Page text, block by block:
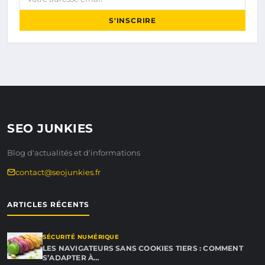
S'INSCRIRE
SEO JUNKIES
Blog d'actualités et d'informations
contact@seojunkies.fr
ARTICLES RÉCENTS
SÉCURITÉ NUMÉRIQUE
LES NAVIGATEURS SANS COOKIES TIERS : COMMENT
S’ADAPTER À…